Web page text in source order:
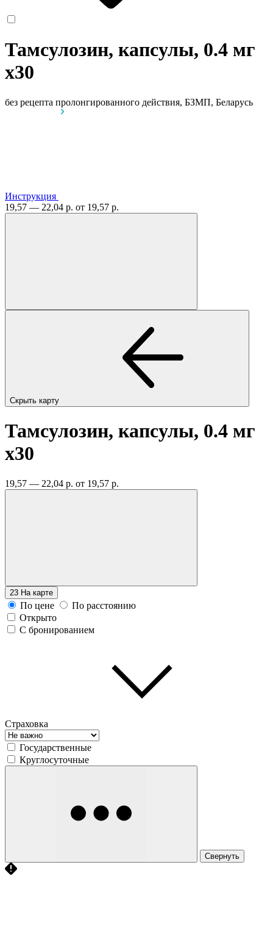
Тамсулозин, капсулы, 0.4 мг
x30
без рецепта пролонгированного действия, БЗМП, Беларусь
Инструкция
19,57 — 22,04 р. от 19,57 р.
Скрыть карту
Тамсулозин, капсулы, 0.4 мг
x30
19,57 — 22,04 р. от 19,57 р.
23 На карте
По цене
По расстоянию
Открыто
С бронированием
Страховка
Государственные
Круглосуточные
Свернуть